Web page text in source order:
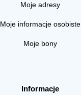
Moje adresy
Moje informacje osobiste
Moje bony
Informacje